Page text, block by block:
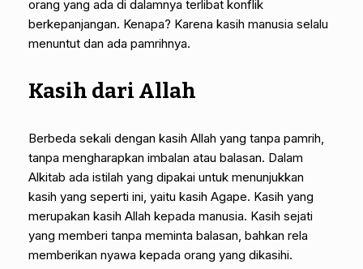
orang yang ada di dalamnya terlibat konflik
berkepanjangan. Kenapa? Karena kasih manusia selalu
menuntut dan ada pamrihnya.
Kasih dari Allah
Berbeda sekali dengan kasih Allah yang tanpa pamrih,
tanpa mengharapkan imbalan atau balasan. Dalam
Alkitab ada istilah yang dipakai untuk menunjukkan
kasih yang seperti ini, yaitu kasih Agape. Kasih yang
merupakan kasih Allah kepada manusia. Kasih sejati
yang memberi tanpa meminta balasan, bahkan rela
memberikan nyawa kepada orang yang dikasihi.